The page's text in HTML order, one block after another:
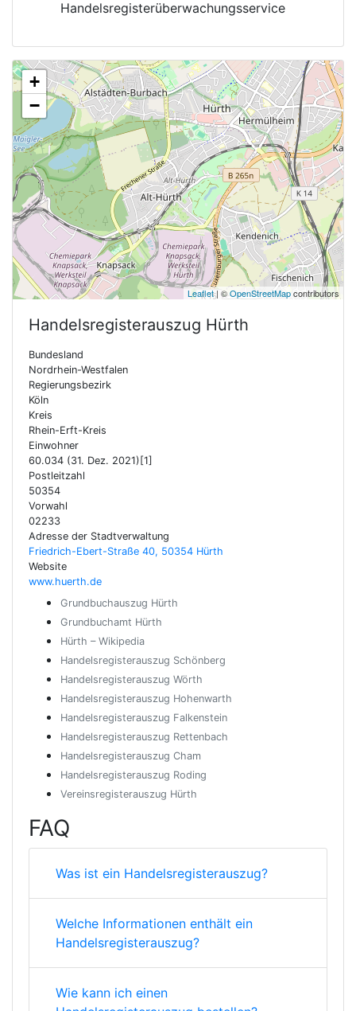
Handelsregisterüberwachungsservice
+
−
Leaflet| ©OpenStreetMapcontributors
Handelsregisterauszug Hürth
Bundesland
Nordrhein-Westfalen
Regierungsbezirk
Köln
Kreis
Rhein-Erft-Kreis
Einwohner
60.034 (31. Dez. 2021)[1]
Postleitzahl
50354
Vorwahl
02233
Adresse der Stadtverwaltung
Friedrich-Ebert-Straße 40, 50354 Hürth
Website
www.huerth.de
Grundbuchauszug Hürth
Grundbuchamt Hürth
Hürth – Wikipedia
Handelsregisterauszug Schönberg
Handelsregisterauszug Wörth
Handelsregisterauszug Hohenwarth
Handelsregisterauszug Falkenstein
Handelsregisterauszug Rettenbach
Handelsregisterauszug Cham
Handelsregisterauszug Roding
Vereinsregisterauszug Hürth
FAQ
Was ist ein Handelsregisterauszug?
Welche Informationen enthält ein
Handelsregisterauszug?
Wie kann ich einen